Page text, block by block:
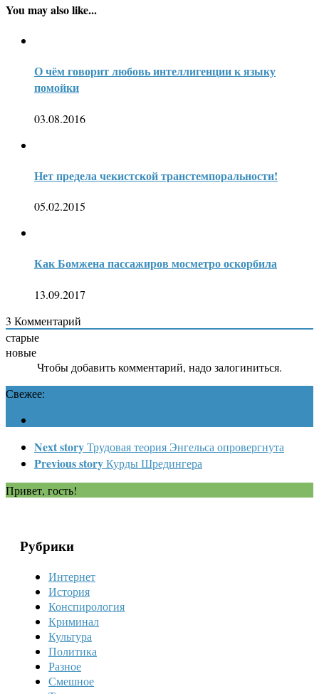
You may also like...
О чём говорит любовь интеллигенции к языку
помойки
03.08.2016
Нет предела чекистской транстемпоральности!
05.02.2015
Как Бомжена пассажиров мосметро оскорбила
13.09.2017
3 Комментарий
старые
новые
Чтобы добавить комментарий, надо залогиниться.
Свежее:
Next storyТрудовая теория Энгельса опровергнута
Previous storyКурды Шредингера
Привет, гость!
Рубрики
Интернет
История
Конспирология
Криминал
Культура
Политика
Разное
Смешное